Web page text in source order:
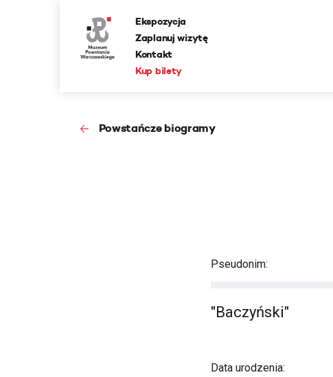
Ekspozycja
Zaplanuj wizytę
Kontakt
Kup bilety
Powstańcze biogramy
Pseudonim:
"Baczyński"
Data urodzenia: